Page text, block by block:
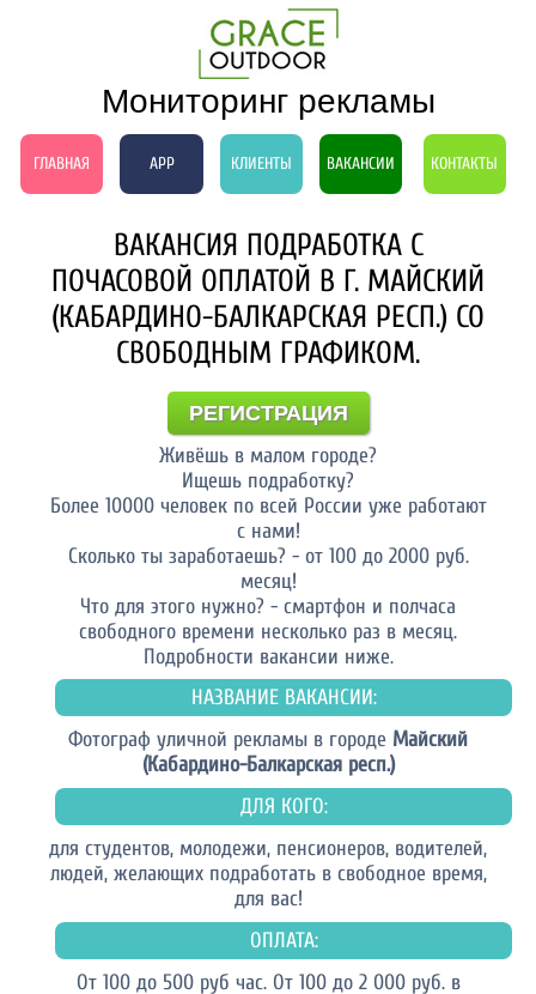
Мониторинг рекламы
ГЛАВНАЯ APP КЛИЕНТЫ ВАКАНСИИ КОНТАКТЫ
ВАКАНСИЯ ПОДРАБОТКА С
ПОЧАСОВОЙ ОПЛАТОЙ В Г. МАЙСКИЙ
(КАБАРДИНО-БАЛКАРСКАЯ РЕСП.) СО
СВОБОДНЫМ ГРАФИКОМ.
РЕГИСТРАЦИЯ
Живёшь в малом городе?
Ищешь подработку?
Более 10000 человек по всей России уже работают
с нами!
Сколько ты заработаешь? - от 100 до 2000 руб.
месяц!
Что для этого нужно? - смартфон и полчаса
свободного времени несколько раз в месяц.
Подробности вакансии ниже.
НАЗВАНИЕ ВАКАНСИИ:
Фотограф уличной рекламы в городе Майский
(Кабардино-Балкарская респ.)
ДЛЯ КОГО:
для студентов, молодежи, пенсионеров, водителей,
людей, желающих подработать в свободное время,
для вас!
ОПЛАТА:
От 100 до 500 руб час. От 100 до 2 000 руб. в